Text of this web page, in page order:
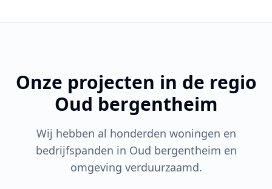
Onze projecten in de regio
Oud bergentheim
Wij hebben al honderden woningen en
bedrijfspanden in Oud bergentheim en
omgeving verduurzaamd.